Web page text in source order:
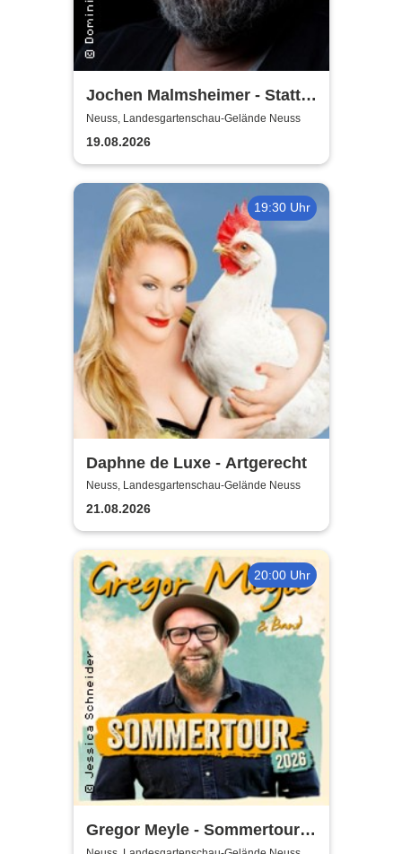
Jochen Malmsheimer - Statt
wesentlich die Welt bewegt,
hab ich wohl nur das Meer
gepflügt
Neuss, Landesgartenschau-Gelände Neuss
19.08.2026
19:30 Uhr
Daphne de Luxe - Artgerecht
Neuss, Landesgartenschau-Gelände Neuss
21.08.2026
20:00 Uhr
Gregor Meyle - Sommertour